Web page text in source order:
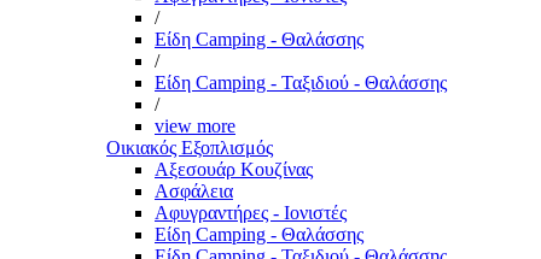
/
Είδη Camping - Θαλάσσης
/
Είδη Camping - Ταξιδιού - Θαλάσσης
/
view more
Οικιακός Εξοπλισμός
Αξεσουάρ Κουζίνας
Ασφάλεια
Αφυγραντήρες - Ιονιστές
Είδη Camping - Θαλάσσης